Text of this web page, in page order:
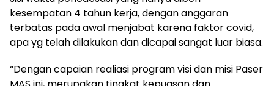
kesempatan 4 tahun kerja, dengan anggaran
terbatas pada awal menjabat karena faktor covid,
apa yg telah dilakukan dan dicapai sangat luar biasa.
“Dengan capaian realiasi program visi dan misi Paser